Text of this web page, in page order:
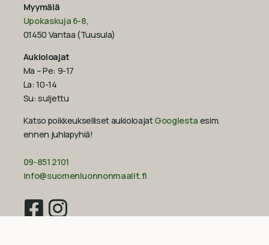
Myymälä
Upokaskuja 6-8,
01450 Vantaa (Tuusula)
Aukioloajat
Ma – Pe: 9-17
La: 10-14
Su: suljettu
Katso poikkeukselliset aukioloajatGooglesta esim.
ennen juhlapyhiä!‍
09-851 2101
info@suomenluonnonmaalit.fi